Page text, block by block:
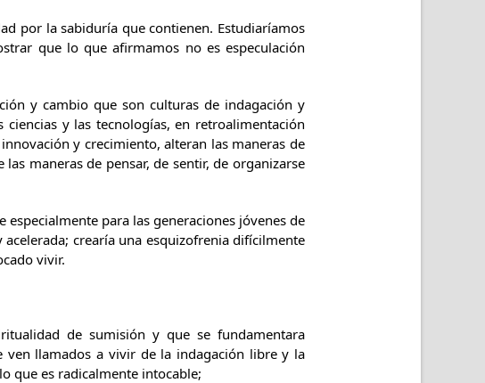
por la sabiduría que contienen. Estudiaríamos
que lo que afirmamos no es especulación
y cambio que son culturas de indagación y
y las tecnologías, en retroalimentación
y crecimiento, alteran las maneras de
maneras de pensar, de sentir, de organizarse
para las generaciones jóvenes de
crearía una esquizofrenia difícilmente
vivir.
de sumisión y que se fundamentara
ven llamados a vivir de la indagación libre y la
que es radicalmente intocable;